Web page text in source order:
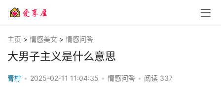
主页 > 情感美文 > 情感问答
大男子主义是什么意思
青柠 • 2025-02-11 11:04:35 • 情感问答 • 阅读 337